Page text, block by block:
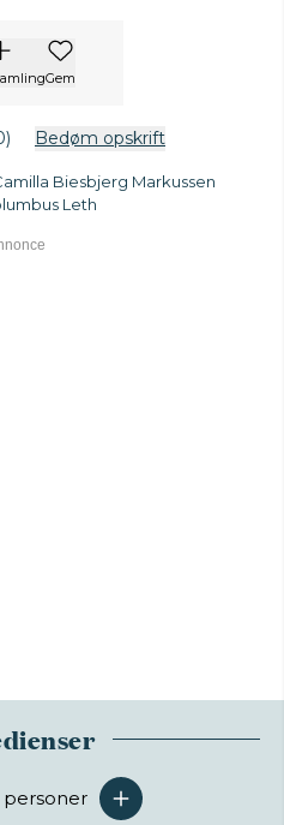
Gem
Bedøm opskrift
Biesbjerg Markussen
Leth
Antal serveringer
personer